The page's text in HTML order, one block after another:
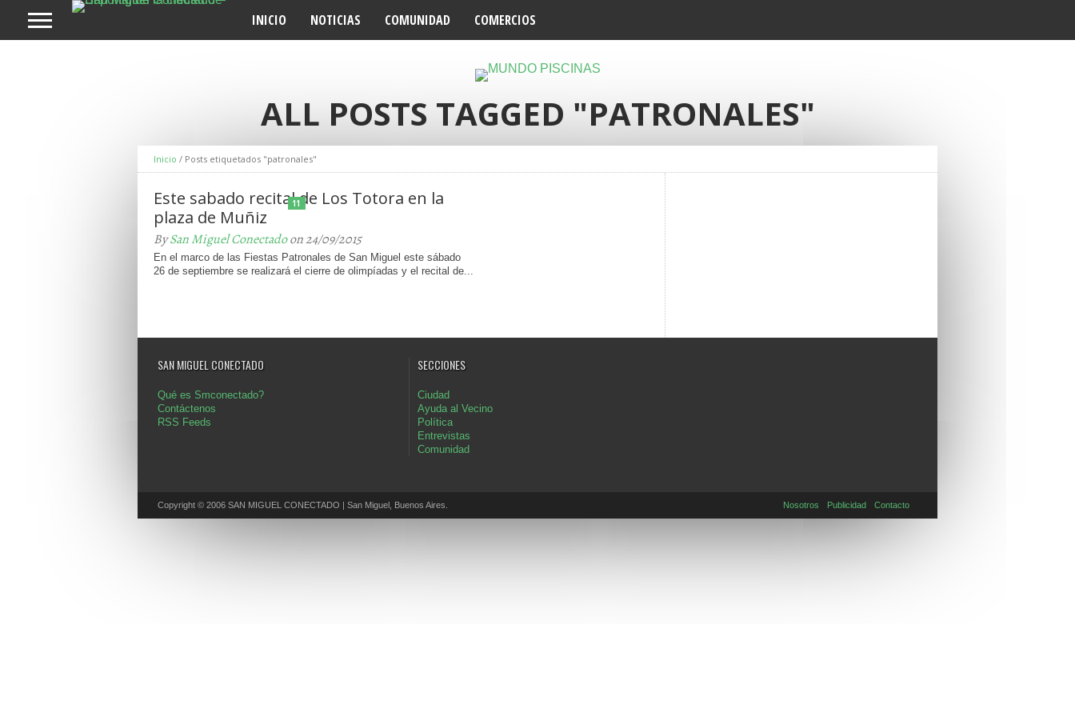
INICIO NOTICIAS COMUNIDAD COMERCIOS
ALL POSTS TAGGED "PATRONALES"
Inicio / Posts etiquetados "patronales"
11
Este sabado recital de Los Totora en la
plaza de Muñiz
BySan Miguel Conectadoon 24/09/2015
En el marco de las Fiestas Patronales de San Miguel este sábado
26 de septiembre se realizará el cierre de olimpíadas y el recital de...
SAN MIGUEL CONECTADO
Qué es Smconectado?
Contáctenos
RSS Feeds
SECCIONES
Ciudad
Ayuda al Vecino
Política
Entrevistas
Comunidad
Copyright © 2006 SAN MIGUEL CONECTADO | San Miguel, Buenos Aires. Nosotros Publicidad Contacto